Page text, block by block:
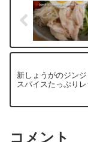
新しょうがのジン
スパイスたっぷり
コメント